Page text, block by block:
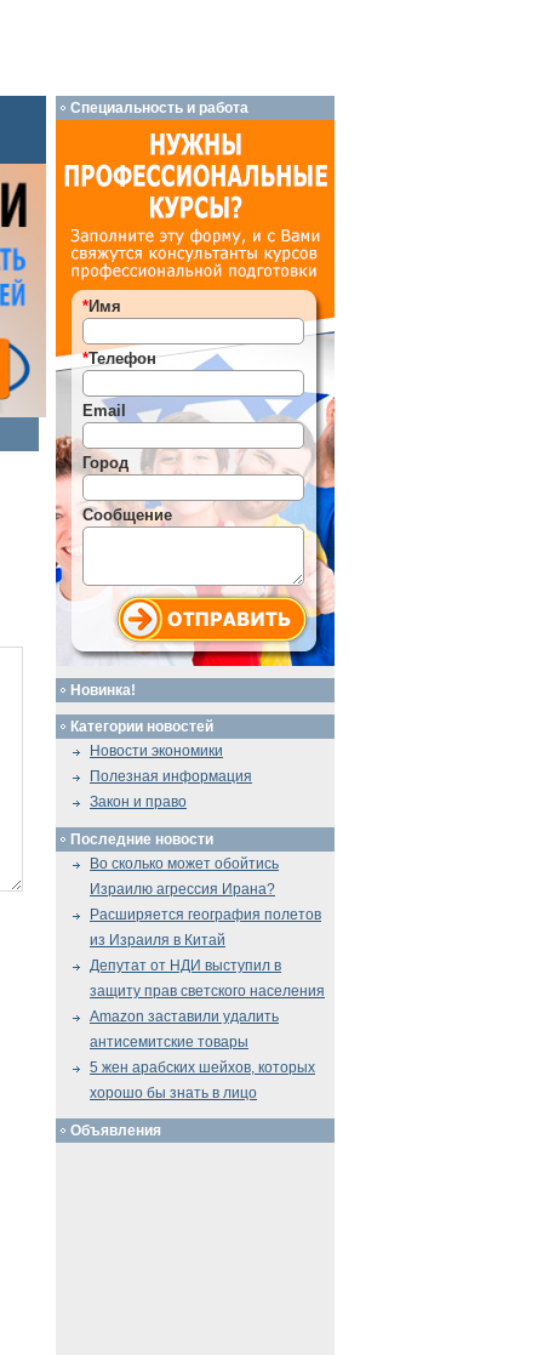
Специальность и работа
*Имя
*Телефон
Email
Город
Сообщение
Новинка!
Категории новостей
Новости экономики
Полезная информация
Закон и право
Последние новости
Во сколько может обойтись
Израилю агрессия Ирана?
Расширяется география полетов
из Израиля в Китай
Депутат от НДИ выступил в
защиту прав светского населения
Amazon заставили удалить
антисемитские товары
5 жен арабских шейхов, которых
хорошо бы знать в лицо
Объявления